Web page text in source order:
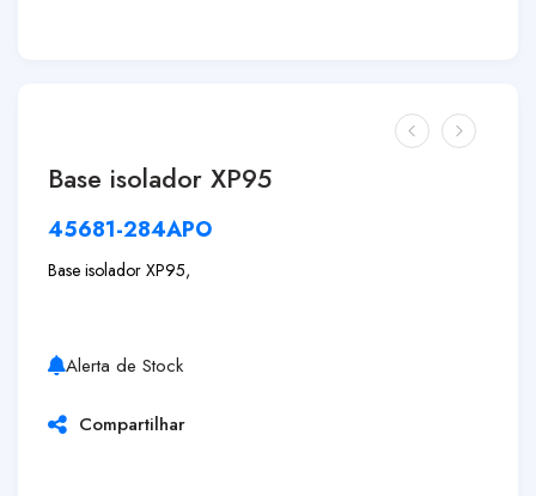
Base isolador XP95
45681-284APO
Base isolador XP95,
Alerta de Stock
Compartilhar